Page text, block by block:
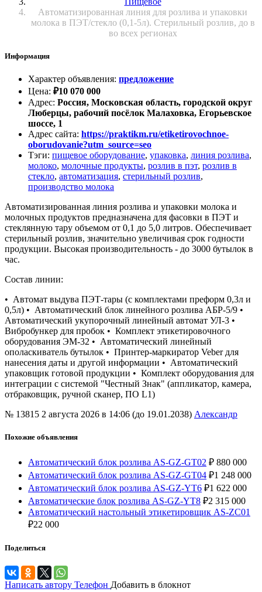
Автоматизированная линия для розлива и упаковки
молока в ПЭТ/стекло (0,1-5л). Стерильный розлив, до в
во всех регионах
Информация
Характер объявления: предложение
Цена: ₽10 070 000
Адрес: Россия, Московская область, городской округ
Люберцы, рабочий посёлок Малаховка, Егорьевское
шоссе, 1
Адрес сайта: https://praktikm.ru/etiketirovochnoe-
oborudovanie?utm_source=seo
Тэги: пищевое оборудование, упаковка, линия розлива,
молоко, молочные продукты, розлив в пэт, розлив в
стекло, автоматизация, стерильный розлив,
производство молока
Автоматизированная линия розлива и упаковки молока и
молочных продуктов предназначена для фасовки в ПЭТ и
стеклянную тару объемом от 0,1 до 5,0 литров. Обеспечивает
стерильный розлив, значительно увеличивая срок годности
продукции. Высокая производительность - до 3000 бутылок в
час.
Состав линии:
• Автомат выдува ПЭТ-тары (с комплектами преформ 0,3л и
0,5л) • Автоматический блок линейного розлива АБР-5/9 •
Автоматический укупорочный линейный автомат УЛ-3 •
Вибробункер для пробок • Комплект этикетировочного
оборудования ЭМ-32 • Автоматический линейный
ополаскиватель бутылок • Принтер-маркиратор Veber для
нанесения даты и другой информации • Автоматический
упаковщик готовой продукции • Комплект оборудования для
интеграции с системой "Честный Знак" (аппликатор, камера,
отбраковщик, ручной сканер, ПО L1)
№ 13815 2 августа 2026 в 14:06 (до 19.01.2038) Александр
Похожие объявления
Автоматический блок розлива AS-GZ-GT02 ₽ 880 000
Автоматический блок розлива AS-GZ-GT04 ₽1 248 000
Автоматический блок розлива AS-GZ-YT6 ₽1 622 000
Автоматические блок розлива AS-GZ-YT8 ₽2 315 000
Автоматический настольный этикетировщик AS-ZC01
₽22 000
Поделиться
Написать автору Телефон Добавить в блокнот